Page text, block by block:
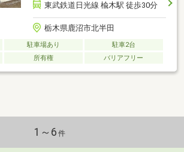
東武鉄道日光線 楡木駅 徒歩30分
栃木県鹿沼市北半田
駐車場あり
駐車2台
所有権 バリアフリー
1～6 件